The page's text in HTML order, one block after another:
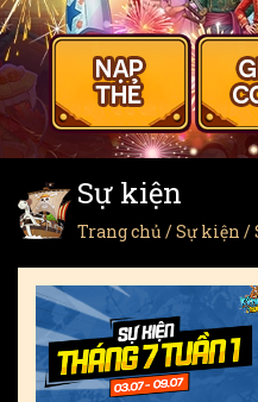
Sự kiện
Trang chủ /Sự kiện /